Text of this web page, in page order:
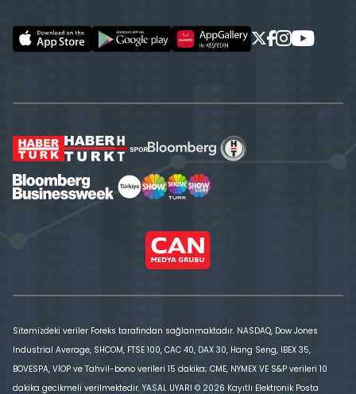
Sitemizdeki veriler Foreks tarafından sağlanmaktadır. NASDAQ, Dow Jones
Industrial Average, SHCOM, FTSE 100, CAC 40, DAX 30, Hang Seng, IBEX 35,
BOVESPA, VİOP ve Tahvil-bono verileri 15 dakika; CME, NYMEX VE S&P verileri 10
dakika gecikmeli verilmektedir. YASAL UYARI © 2026 Kayıtlı Elektronik Posta